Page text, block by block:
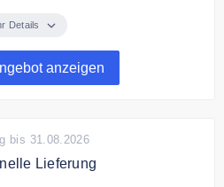
und
Details
anzeigen
bis 31.08.2026
Lieferung